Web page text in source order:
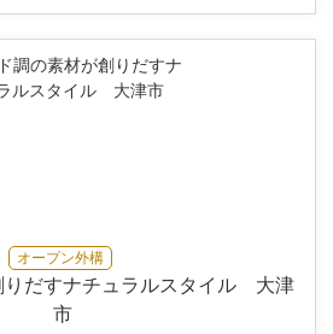
オープン外構
りだすナチュラルスタイル 大津
市